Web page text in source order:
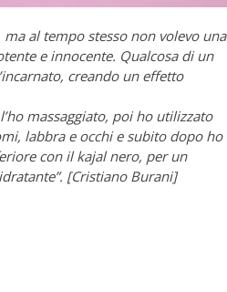
al tempo stesso non volevo una
e innocente. Qualcosa di un
creando un effetto
massaggiato, poi ho utilizzato
labbra e occhi e subito dopo ho
con il kajal nero, per un
[Cristiano Burani]